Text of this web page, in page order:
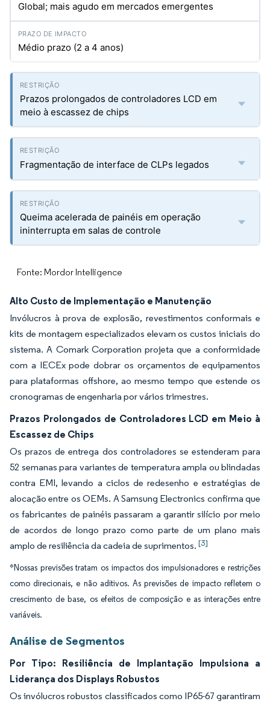
Global; mais agudo em mercados emergentes
Médio prazo (2 a 4 anos)
Prazos prolongados de controladores LCD em
meio à escassez de chips
Fragmentação de interface de CLPs legados
Queima acelerada de painéis em operação
ininterrupta em salas de controle
Fonte: Mordor Intelligence
Alto Custo de Implementação e Manutenção
Invólucros à prova de explosão, revestimentos conformais e
kits de montagem especializados elevam os custos iniciais do
sistema. A Comark Corporation projeta que a conformidade
com a IECEx pode dobrar os orçamentos de equipamentos
para plataformas offshore, ao mesmo tempo que estende os
cronogramas de engenharia por vários trimestres.
Prazos Prolongados de Controladores LCD em Meio à
Escassez de Chips
Os prazos de entrega dos controladores se estenderam para
52 semanas para variantes de temperatura ampla ou blindadas
contra EMI, levando a ciclos de redesenho e estratégias de
alocação entre os OEMs. A Samsung Electronics confirma que
os fabricantes de painéis passaram a garantir silício por meio
de acordos de longo prazo como parte de um plano mais
amplo de resiliência da cadeia de suprimentos. [3]
*Nossas previsões tratam os impactos dos impulsionadores e restrições
como direcionais, e não aditivos. As previsões de impacto refletem o
crescimento de base, os efeitos de composição e as interações entre
variáveis.
Análise de Segmentos
Por Tipo: Resiliência de Implantação Impulsiona a
Liderança dos Displays Robustos
Os invólucros robustos classificados como IP65-67 garantiram